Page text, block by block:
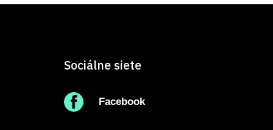
Sociálne siete
Facebook